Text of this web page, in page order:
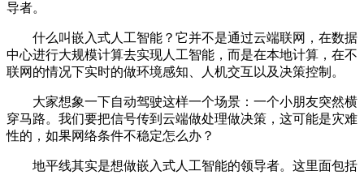
导者。
什么叫嵌入式人工智能？它并不是通过云端联网，在数据
中心进行大规模计算去实现人工智能，而是在本地计算，在不
联网的情况下实时的做环境感知、人机交互以及决策控制。
大家想象一下自动驾驶这样一个场景：一个小朋友突然横
穿马路。我们要把信号传到云端做处理做决策，这可能是灾难
性的，如果网络条件不稳定怎么办？
地平线其实是想做嵌入式人工智能的领导者。这里面包括